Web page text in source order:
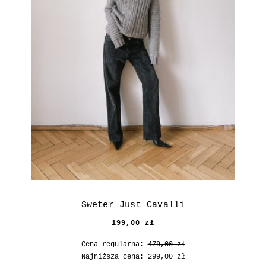
Sweter Just Cavalli
199,00 zł
Cena regularna:479,00 zł
Najniższa cena:299,00 zł